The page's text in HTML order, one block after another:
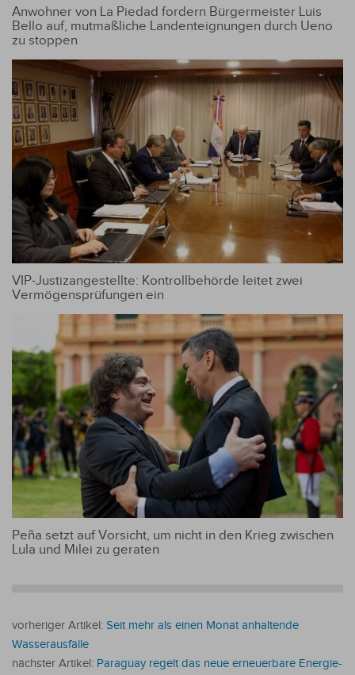
Anwohner von La Piedad fordern Bürgermeister Luis
Bello auf, mutmaßliche Landenteignungen durch Ueno
zu stoppen
VIP-Justizangestellte: Kontrollbehörde leitet zwei
Vermögensprüfungen ein
Peña setzt auf Vorsicht, um nicht in den Krieg zwischen
Lula und Milei zu geraten
vorheriger Artikel: Seit mehr als einen Monat anhaltende
Wasserausfälle
nächster Artikel: Paraguay regelt das neue erneuerbare Energie-